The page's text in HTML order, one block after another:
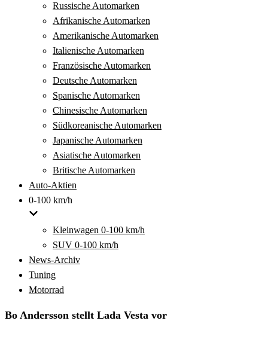
Russische Automarken
Afrikanische Automarken
Amerikanische Automarken
Italienische Automarken
Französische Automarken
Deutsche Automarken
Spanische Automarken
Chinesische Automarken
Südkoreanische Automarken
Japanische Automarken
Asiatische Automarken
Britische Automarken
Auto-Aktien
0-100 km/h
Kleinwagen 0-100 km/h
SUV 0-100 km/h
News-Archiv
Tuning
Motorrad
Bo Andersson stellt Lada Vesta vor